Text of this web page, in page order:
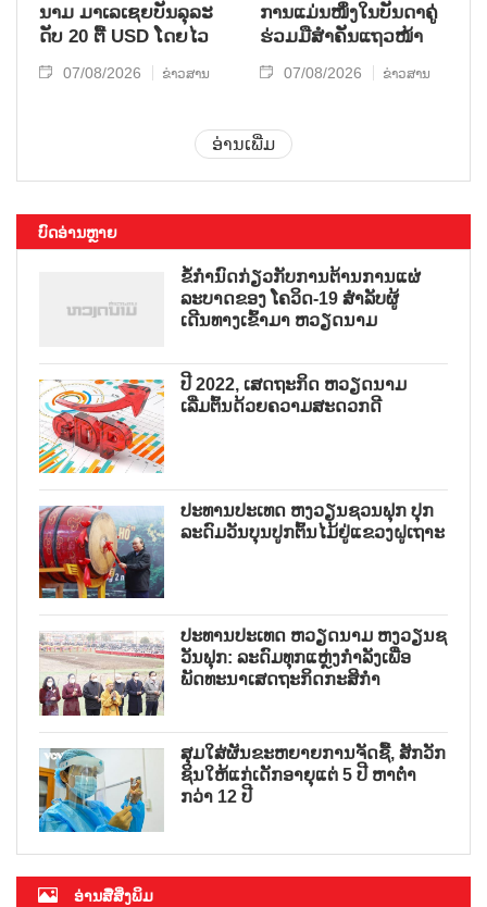
ນາມ ມາ​ເລ​ເຊຍ​ບັນ​ລຸ​ລະ​
ດັບ 20 ຕື້ USD ໂດຍ​ໄວ
07/08/2026 ຂ່າວສານ
ການ​ແມ່ນ​ໜຶ່ງ​ໃນ​ບັນ​ດາ​ຄູ່​
ຮ່ວມ​ມື​ສຳ​ຄັນ​ແຖວ​ໜ້າ
07/08/2026 ຂ່າວສານ
ອ່ານເພີ່ມ
ບົດອ່ານຫຼາຍ
ຂໍ້ກຳນົດກ່ຽວກັບການຕ້ານການແຜ່
ລະບາດຂອງ ໂຄວິດ-19 ສຳລັບຜູ້
ເດີນທາງເຂົ້າມາ ຫວຽດນາມ
ປີ 2022, ເສດຖະກິດ ຫວຽດນາມ
ເລີ່ມຕົ້ນດ້ວຍຄວາມສະດວກດີ
ປະທານປະເທດ ຫງວຽນຊວນຟຸກ ປຸກ
ລະດົມວັນບຸນປູກຕົ້ນໄມ້ຢູ່ແຂວງຝູເຖາະ
ປະທານປະເທດ ຫວຽດນາມ ຫງວຽນຊ
ວັນຟຸກ: ລະດົມທຸກແຫຼ່ງກຳລັງເພື່ອ
ພັດທະນາເສດຖະກິດກະສິກຳ
ສຸມໃສ່ຜັນຂະຫຍາຍການຈັດຊື້, ສັກວັກ
ຊິນໃຫ້ແກ່ເດັກອາຍຸແຕ່ 5 ປີ ຫາຕ່ຳ
ກວ່າ 12 ປີ
ອ່ານສື່ສິ່ງພິມ